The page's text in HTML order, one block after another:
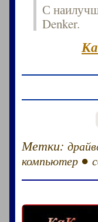
С
Denker.
Метки:
компьютер ●